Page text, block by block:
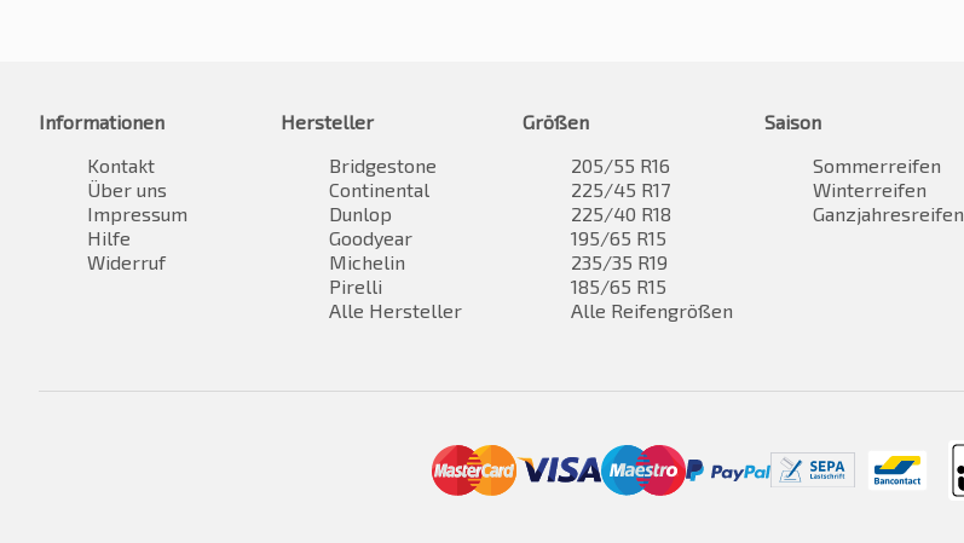
Informationen
Kontakt
Über uns
Impressum
Hilfe
Widerruf
Hersteller
Bridgestone
Continental
Dunlop
Goodyear
Michelin
Pirelli
Alle Hersteller
Größen
205/55 R16
225/45 R17
225/40 R18
195/65 R15
235/35 R19
185/65 R15
Alle Reifengrößen
Saison
Sommerreifen
Winterreifen
Ganzjahresreifen